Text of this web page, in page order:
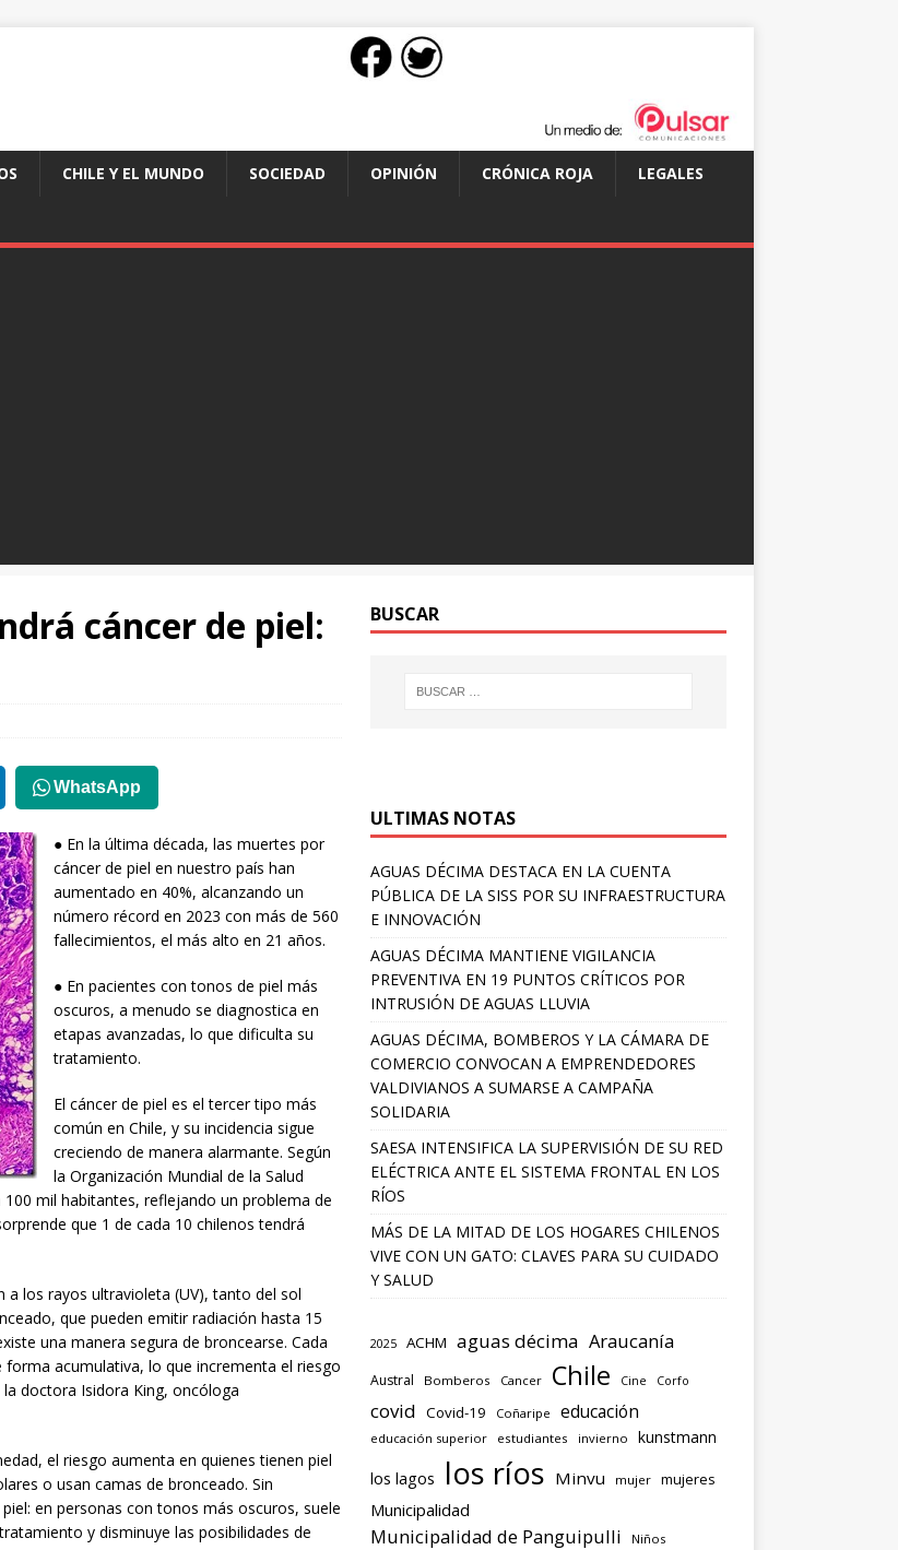
CHILE Y EL MUNDO SOCIEDAD OPINIÓN CRÓNICA ROJA LEGALES
cáncer de piel:
WhatsApp
● En la última década, las muertes por
cáncer de piel en nuestro país han
aumentado en 40%, alcanzando un
número récord en 2023 con más de 560
fallecimientos, el más alto en 21 años.
● En pacientes con tonos de piel más
oscuros, a menudo se diagnostica en
etapas avanzadas, lo que dificulta su
tratamiento.
El cáncer de piel es el tercer tipo más
común en Chile, y su incidencia sigue
creciendo de manera alarmante. Según
la Organización Mundial de la Salud
mil habitantes, reflejando un problema de
que 1 de cada 10 chilenos tendrá
a los rayos ultravioleta (UV), tanto del sol
que pueden emitir radiación hasta 15
una manera segura de broncearse. Cada
acumulativa, lo que incrementa el riesgo
doctora Isidora King, oncóloga
el riesgo aumenta en quienes tienen piel
o usan camas de bronceado. Sin
en personas con tonos más oscuros, suele
y disminuye las posibilidades de
BUSCAR
ULTIMAS NOTAS
AGUAS DÉCIMA DESTACA EN LA CUENTA
PÚBLICA DE LA SISS POR SU INFRAESTRUCTURA
E INNOVACIÓN
AGUAS DÉCIMA MANTIENE VIGILANCIA
PREVENTIVA EN 19 PUNTOS CRÍTICOS POR
INTRUSIÓN DE AGUAS LLUVIA
AGUAS DÉCIMA, BOMBEROS Y LA CÁMARA DE
COMERCIO CONVOCAN A EMPRENDEDORES
VALDIVIANOS A SUMARSE A CAMPAÑA
SOLIDARIA
SAESA INTENSIFICA LA SUPERVISIÓN DE SU RED
ELÉCTRICA ANTE EL SISTEMA FRONTAL EN LOS
RÍOS
MÁS DE LA MITAD DE LOS HOGARES CHILENOS
VIVE CON UN GATO: CLAVES PARA SU CUIDADO
Y SALUD
2025 ACHM aguas décima Araucanía
Austral Bomberos Cancer Chile Cine Corfo
covid Covid-19 Coñaripe educación
educación superior estudiantes invierno kunstmann
los lagos los ríos Minvu mujer mujeres
Municipalidad
Municipalidad de Panguipulli Niños